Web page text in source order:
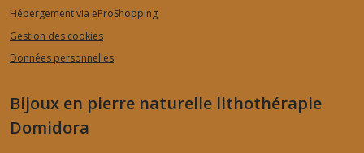
Hébergement via eProShopping
Gestion des cookies
Données personnelles
Bijoux en pierre naturelle lithothérapie
Domidora